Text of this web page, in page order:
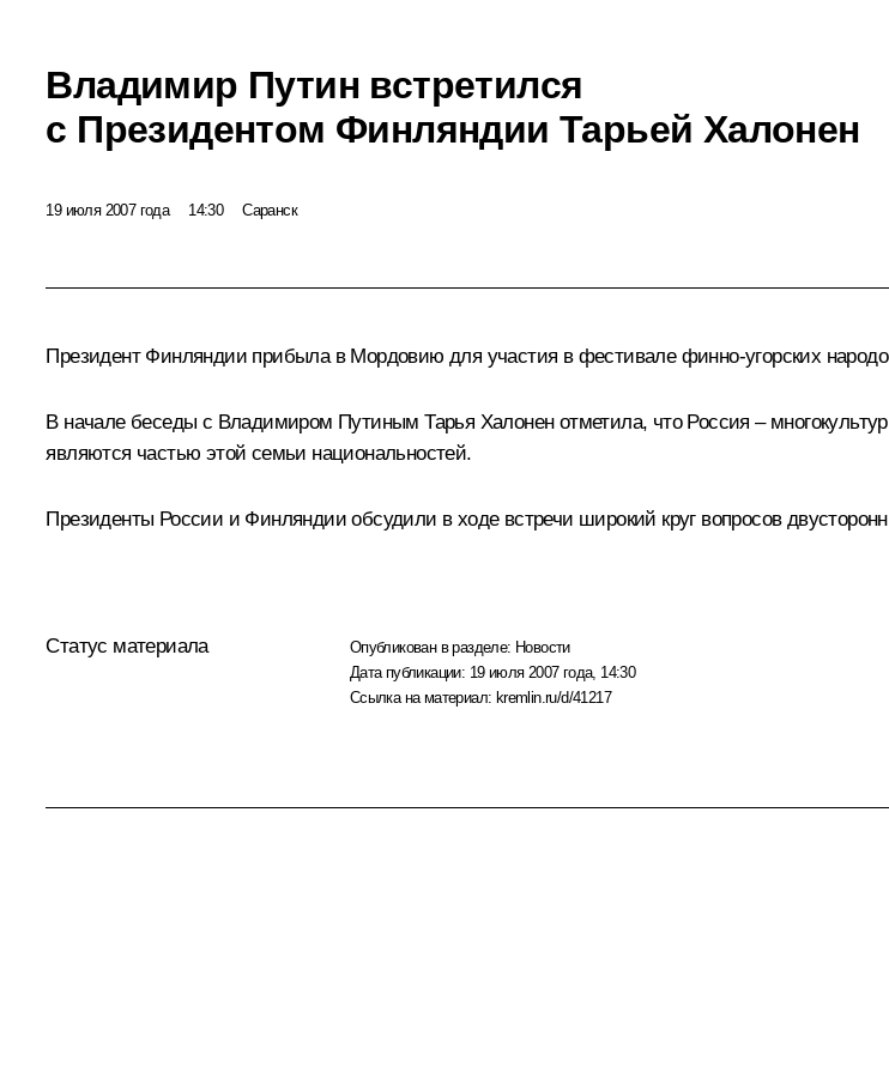
Владимир Путин встретился
с Президентом Финляндии Тарьей Халонен
19 июля 2007 года 14:30 Саранск
Президент Финляндии прибыла в Мордовию для участия в фестивале финно-угорских
В начале беседы с Владимиром Путиным Тарья Халонен отметила, что Россия –
являются частью этой семьи национальностей.
Президенты России и Финляндии обсудили в ходе встречи широкий круг вопросов
Статус материала Опубликован в разделе: Новости
Дата публикации: 19 июля 2007 года, 14:30
Ссылка на материал: kremlin.ru/d/41217